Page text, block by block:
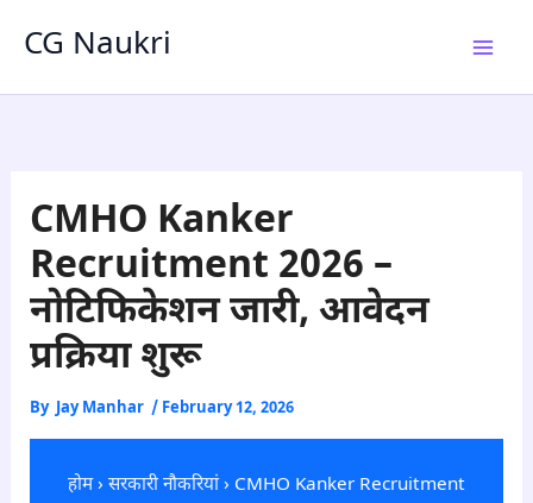
CG Naukri
CMHO Kanker
Recruitment 2026 –
नोटिफिकेशन जारी, आवेदन
प्रक्रिया शुरू
By Jay Manhar / February 12, 2026
होम› सरकारी नौकरियां› CMHO Kanker Recruitment